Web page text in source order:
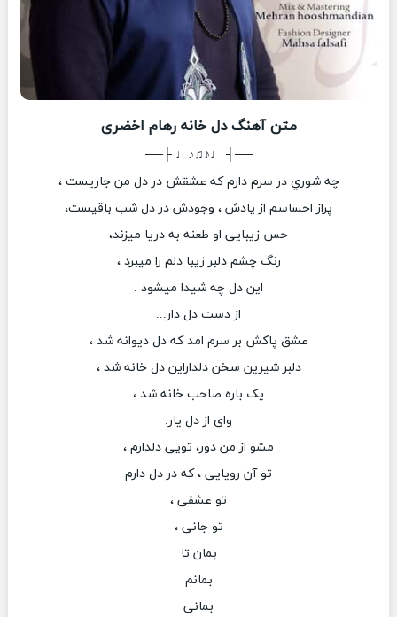
متن آهنگ دل خانه رهام اخضری
──┤ ♩♪♫♪♩ ├──
چه شوري در سرم دارم كه عشقش در دل من جاريست ،
پراز احساسم از یادش ، وجودش در دل شب باقیست،
حس زیبایی او طعنه به دریا میزند،
رنگ چشم دلبر زیبا دلم را میبرد ،
این دل چه شیدا میشود .
از دست دل دار...
عشق پاکش بر سرم امد که دل دیوانه شد ،
دلبر شیرین سخن دلداراین دل خانه شد ،
یک باره صاحب خانه شد ،
وای از دل یار.
مشو از من دور، تویی دلدارم ،
تو آن رویایی ، که در دل دارم
تو عشقی ،
تو جانی ،
بمان تا
بمانم
بمانی